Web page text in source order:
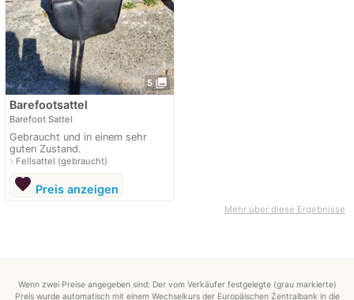
5 photo_library
Barefootsattel
Barefoot Sattel
Gebraucht und in einem sehr
guten Zustand.
navigate_nextFellsattel (gebraucht)
favorite Preis anzeigen
Mehr über diese Ergebnisse
Wenn zwei Preise angegeben sind: Der vom Verkäufer festgelegte (grau markierte)
Preis wurde automatisch mit einem Wechselkurs der Europäischen Zentralbank in die